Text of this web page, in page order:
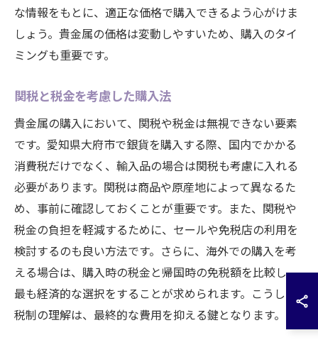
な情報をもとに、適正な価格で購入できるよう心がけま
しょう。貴金属の価格は変動しやすいため、購入のタイ
ミングも重要です。
関税と税金を考慮した購入法
貴金属の購入において、関税や税金は無視できない要素
です。愛知県大府市で銀貨を購入する際、国内でかかる
消費税だけでなく、輸入品の場合は関税も考慮に入れる
必要があります。関税は商品や原産地によって異なるた
め、事前に確認しておくことが重要です。また、関税や
税金の負担を軽減するために、セールや免税店の利用を
検討するのも良い方法です。さらに、海外での購入を考
える場合は、購入時の税金と帰国時の免税額を比較し、
最も経済的な選択をすることが求められます。こうした
税制の理解は、最終的な費用を抑える鍵となります。